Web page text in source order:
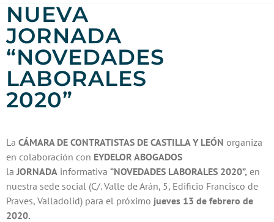
NUEVA
JORNADA
“NOVEDADES
LABORALES
2020”
La CÁMARA DE CONTRATISTAS DE CASTILLA Y LEÓN organiza
en colaboración con EYDELOR ABOGADOS
la JORNADA informativa “NOVEDADES LABORALES 2020”, en
nuestra sede social (C/. Valle de Arán, 5, Edificio Francisco de
Praves, Valladolid) para el próximo jueves 13 de febrero de
2020.